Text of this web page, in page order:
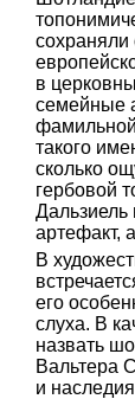
в
семейные
такого
сколько
гербовой
Дальзиель
артефакт,
В
его
слуха. В
назвать
Вальтера
и